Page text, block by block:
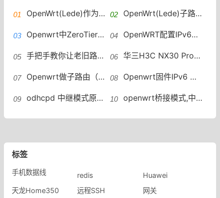
OpenWrt(Lede)作为子路由中继模式获取IPv6 OpenWrt(Lede)子路由做二级路由中继模式获取IPv6方法
Openwrt中ZeroTier更新客户端 member id的方法 OpenWRT配置IPv6中继WAN6接口没有DHCP OpenWRT IPv6中继
手把手教你让老旧路由器OpenWRT用上IPv6！OpenWRT中继模式配置 华三H3C NX30 Pro闭源驱动Openwrt/GL.inet固件/刷回原厂方法
Openwrt做子路由（二级路由）获取IPv6及其下的设备获取公网IPv6地址 Openwrt固件IPv6 WAN状态是个？问号 esir大佬的精品小包自动掉ipv6
odhcpd 中继模式原理，无状态地址自动配置 邻居发现协议（NDP） openwrt桥接模式,中继模式,ap模式下的接口设置方法
标签
手机数据线 redis
Huawei
天龙Home350
远程SSH
网关